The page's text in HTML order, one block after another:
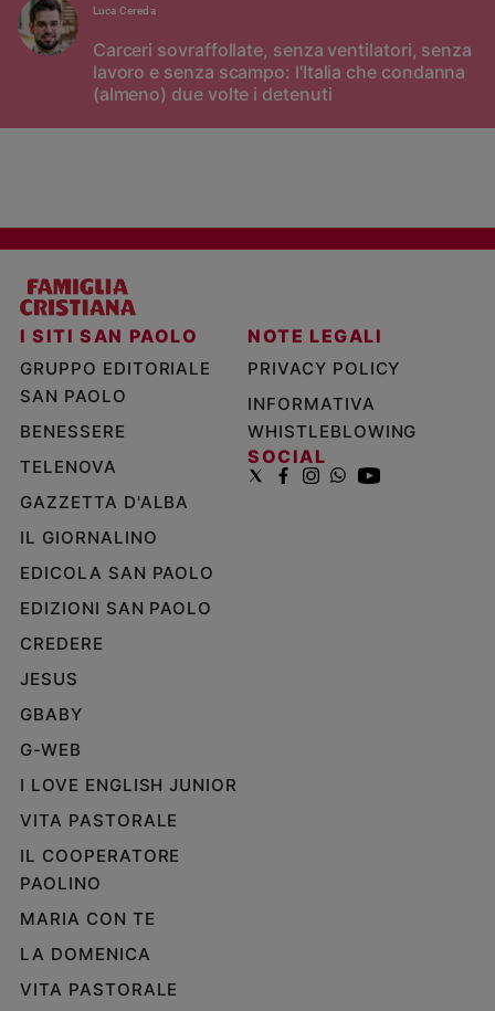
Carceri sovraffollate, senza ventilatori, senza
lavoro e senza scampo: l'Italia che condanna
(almeno) due volte i detenuti
Luca Cereda
I SITI SAN PAOLO
GRUPPO EDITORIALE
SAN PAOLO
BENESSERE
TELENOVA
GAZZETTA D'ALBA
IL GIORNALINO
EDICOLA SAN PAOLO
EDIZIONI SAN PAOLO
CREDERE
JESUS
GBABY
G-WEB
I LOVE ENGLISH JUNIOR
VITA PASTORALE
IL COOPERATORE
PAOLINO
MARIA CON TE
LA DOMENICA
VITA PASTORALE
NOTE LEGALI
PRIVACY POLICY
INFORMATIVA
WHISTLEBLOWING
SOCIAL